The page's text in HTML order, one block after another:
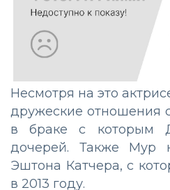
Несмотря на это
дружеские отношения
в браке с которым
дочерей. Также Мур
Эштона Катчера, с
в 2013 году.